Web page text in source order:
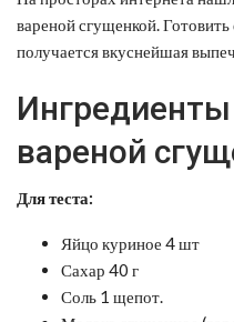
вареной сгущенкой. Готовить
получается вкуснейшая
вареной
Для теста:
Яйцо куриное 4 шт
Сахар 40 г
Соль 1 щепот.